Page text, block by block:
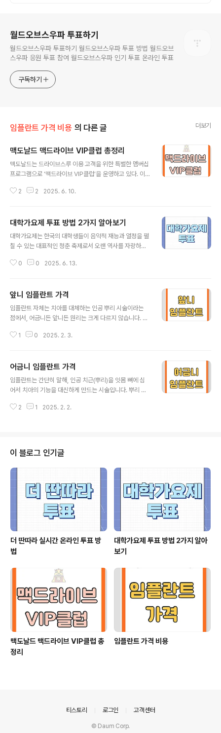
월드오브스우파 투표하기
월드오브스우파 투표하기 월드오브스우파 투표 방법 월드오브
스우파 응원 투표 참여 월드오브스우파 인기 투표 온라인 투표
구독하기
임플란트 가격 비용 의 다른 글 더보기
맥도날드 맥드라이브 VIP클럽 총정리
맥도날드는 드라이브스루 이용 고객을 위한 특별한 멤버십
프로그램으로 ‘맥드라이브 VIP클럽’을 운영하고 있다. 이
정 시즌에만 한정적으로 진행되는 이벤트성 멤버십이다.
차 없이 단 한 번의 구매만으로 자격이 부여되기 때문에 누
구나 쉽게 참여할 수 있다. 맥도날드 맥드라이브 VIP클럽
총정리클럽에 가입하면 가장 먼저 제공되는 것은 ‘웰컴 쿠
는 첫 번째 혜택으로, 빅맥이나 상하이 스파이시 버거, 맥너
2 2 2025. 6. 10.
대학가요제 투표 방법 2가지 알아보기
대학가요제는 한국의 대학생들이 음악적 재능과 열정을 펼
칠 수 있는 대표적인 청춘 축제로서 오랜 역사를 자랑하며
는 시청자들의 참여로 진행되어, 우승팀을 결정하는 핵심
지 방법을 통해 이루어진다. 첫 번째는 모바일 문자 투표 방
식이다. 시청자들은 방송 중 안내되는 후보팀별 고유번호
를 휴대전화 문자메시지로 전송하여 자신이 응원하는 팀에
는 팀의 번호를 입력해 전송하면 되며, 한 번의 투표로 여러
0 0 2025. 6. 13.
앞니 임플란트 가격
임플란트 자체는 치아를 대체하는 인공 뿌리 시술이라는
점에서, 어금니든 앞니든 원리는 크게 다르지 않습니다. 하
요. 흔히 웃을 때 드러나는 치아가 앞니이기 때문에, 심미성
루지 못하면 매우 티가 나거든요. 게다가 구조적인 면에서
도 차이가 있습니다. 앞니는 어금니보다 뿌리가 길지만, 잇
몸뼈 자체가 얇은 편이라 시술 시 좀 더 세심한 접근이 필요
보철물의 색상과 형태도 주변 치아와 최대한 자연스럽게
1 0 2025. 2. 3.
어금니 임플란트 가격
임플란트는 간단히 말해, 인공 치근(뿌리)을 잇몸 뼈에 심
어서 치아의 기능을 대신하게 만드는 시술입니다. 뿌리 역
부위)와 보철물(크라운)을 결합하는 구조죠. 자연 치아와
필수입니다. 의사 선생님이 시술 전에 뼈 상태부터 신경 구
조, 교합(위아래 치아 맞물림) 등을 꼼꼼히 확인하는 이유
가 여기에 있어요. 아무래도 앞니 임플란트보다 절차가 조
하기 때문에 가격 또한 높게 형성되는 편입니다. 어금니 임
플란트 가격을 결정짓는 대표 ..
2 1 2025. 2. 2.
이 블로그 인기글
더 딴따라 실시간 온라인 투표 방
법
대학가요제 투표 방법 2가지 알아
보기
맥도날드 맥드라이브 VIP클럽 총
정리
임플란트 가격 비용
티스토리 로그인 고객센터
© Daum Corp.